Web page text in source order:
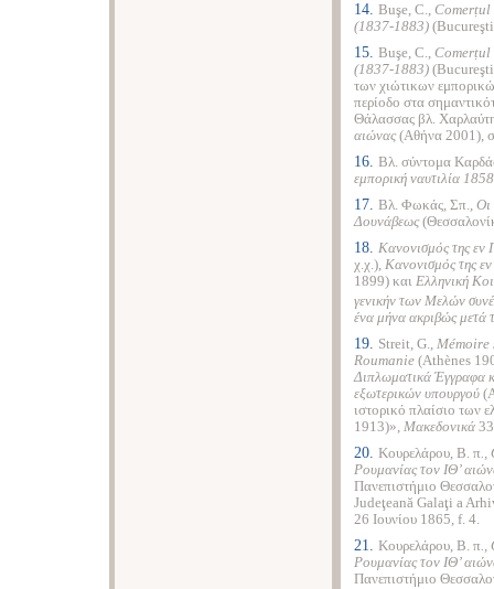
14. Buşe, C.,
(1837-1883)
15. Buşe, C.,
(1837-1883) (Bucureşti
των χιώτικων
περίοδο στα
Θάλασσας βλ.
αιώνας (Αθήνα 2001),
16. Βλ. σύντομα
εμπορική ναυτιλία
17. Βλ. Φωκάς, Σπ., Οι
Δουνάβεως
18. Κανονισμός της εν
χ.χ.), Κανονισμός της
1899) και Ελληνική
γενικήν των Μελών
ένα μήνα ακριβώς μετά
19. Streit, G., Mémoire
Roumanie (Athènes
Διπλωματικά Έγγραφα
εξωτερικών υπουργού
ιστορικό πλαίσιο των
1913)», Μακεδονικά
20. Κουρελάρου, Β. π.,
Ρουμανίας τον ΙΘ’
Πανεπιστήμιο
Judeţeană Galaţi a
26 Ιουνίου 1865, f. 4.
21. Κουρελάρου, Β. π.,
Ρουμανίας τον ΙΘ’
Πανεπιστήμιο